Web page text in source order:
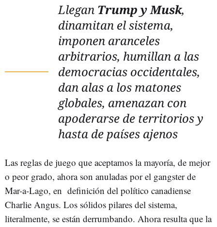
Llegan Trump y Musk,
dinamitan el sistema,
imponen aranceles
arbitrarios, humillan a las
democracias occidentales,
dan alas a los matones
globales, amenazan con
apoderarse de territorios y
hasta de países ajenos
Las reglas de juego que aceptamos la mayoría, de mejor
o peor grado, ahora son anuladas por el gangster de
Mar-a-Lago, en definición del político canadiense
Charlie Angus. Los sólidos pilares del sistema,
literalmente, se están derrumbando. Ahora resulta que la